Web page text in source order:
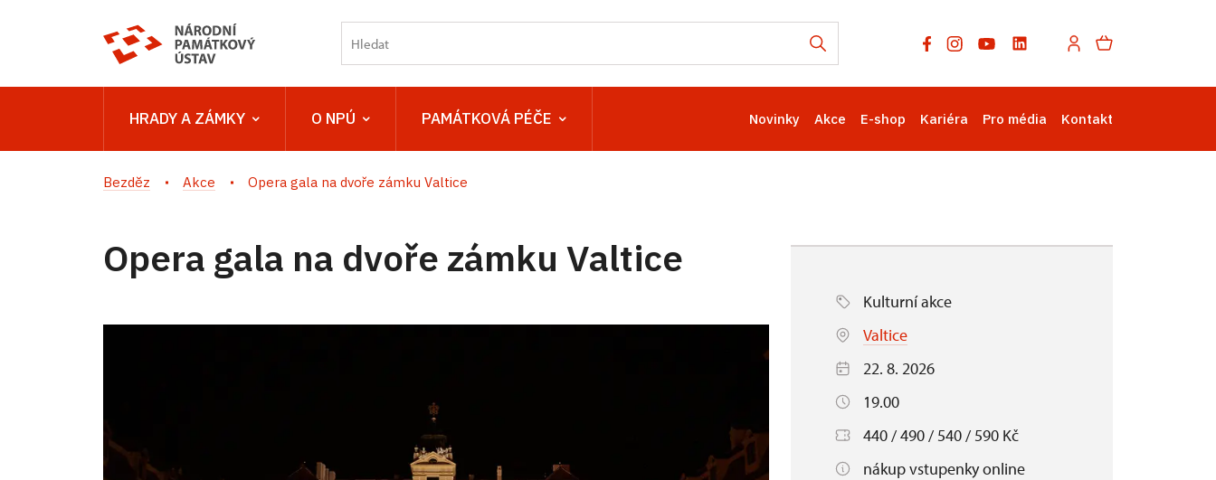
HRADY A ZÁMKY O NPÚ PAMÁTKOVÁ PÉČE Novinky Akce E-shop Kariéra Pro média Kontakt
Bezděz Akce Opera gala na dvoře zámku Valtice
Opera gala na dvoře zámku Valtice
Kulturní akce
Valtice
22. 8. 2026
19.00
440 / 490 / 540 / 590 Kč
nákup vstupenky online